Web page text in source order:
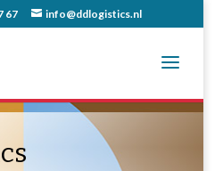
67 info@ddlogistics.nl